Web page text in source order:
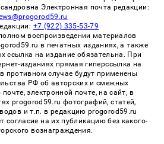
Электронная почта редакции:
+7 (922) 335-53-79
воспроизведении материалов
в печатных изданиях, а также
ссылка на издание обязательна. При
изданиях прямая гиперссылка на
противном случае будут применены
РФ об авторских и смежных
электронной почте, на сайт, в
progorod59.ru фотографий, статей,
и т.п. в редакцию progorod59.ru
согласие на их публикацию без какого-
вознаграждения.